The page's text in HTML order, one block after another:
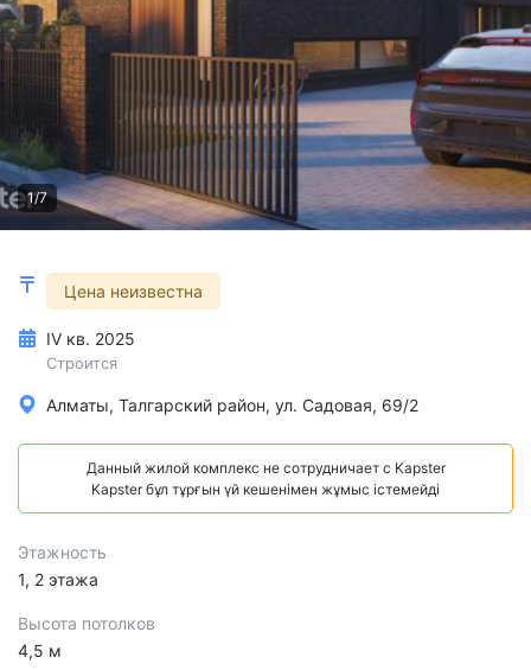
1/7
Цена неизвестна
IV кв. 2025
Строится
Алматы, Талгарский район, ул. Садовая, 69/2
Данный жилой комплекс не сотрудничает с Kapster
Kapster бұл тұрғын үй кешенімен жұмыс істемейді
Этажность
1, 2 этажа
Высота потолков
4,5 м